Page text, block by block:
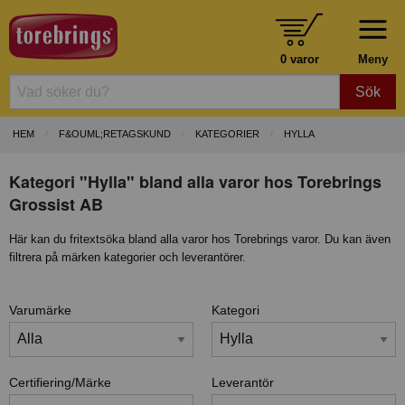
Meny
0 varor
Sök
HEM F&OUML;RETAGSKUND KATEGORIER HYLLA
Kategori "Hylla" bland alla varor hos Torebrings
Grossist AB
Här kan du fritextsöka bland alla varor hos Torebrings varor. Du kan även
filtrera på märken kategorier och leverantörer.
Varumärke Kategori
Certifiering/Märke Leverantör